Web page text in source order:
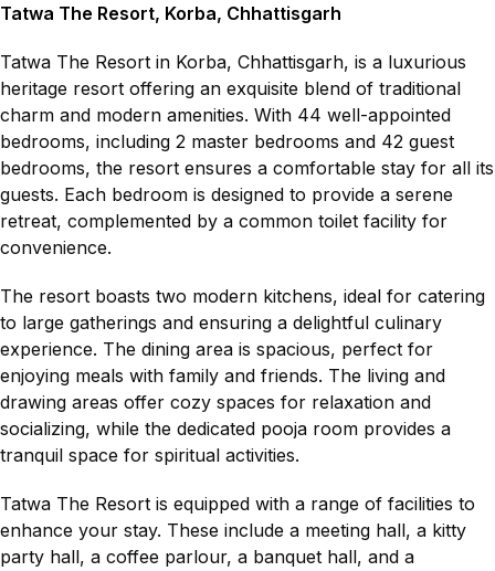
Tatwa The Resort, Korba, Chhattisgarh
Tatwa The Resort in Korba, Chhattisgarh, is a luxurious
heritage resort offering an exquisite blend of traditional
charm and modern amenities. With 44 well-appointed
bedrooms, including 2 master bedrooms and 42 guest
bedrooms, the resort ensures a comfortable stay for all its
guests. Each bedroom is designed to provide a serene
retreat, complemented by a common toilet facility for
convenience.
The resort boasts two modern kitchens, ideal for catering
to large gatherings and ensuring a delightful culinary
experience. The dining area is spacious, perfect for
enjoying meals with family and friends. The living and
drawing areas offer cozy spaces for relaxation and
socializing, while the dedicated pooja room provides a
tranquil space for spiritual activities.
Tatwa The Resort is equipped with a range of facilities to
enhance your stay. These include a meeting hall, a kitty
party hall, a coffee parlour, a banquet hall, and a